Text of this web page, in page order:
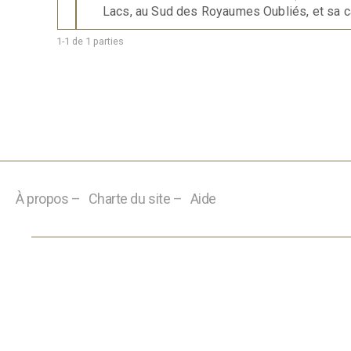
Lacs, au Sud des Royaumes Oubliés, et sa
1-1 de 1 parties
À propos – Charte du site – Aide